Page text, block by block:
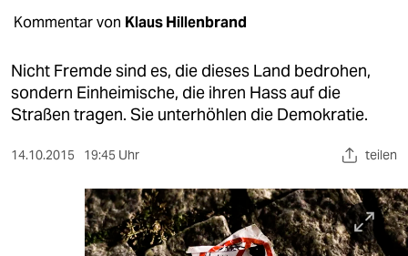
gesellschaft
sport
wahrheit
Kommentar von Klaus Hillenbrand
Nicht Fremde sind es, die dieses Land bedrohen,
sondern Einheimische, die ihren Hass auf die
Straßen tragen. Sie unterhöhlen die Demokratie.
14.10.2015 19:45 Uhr teilen